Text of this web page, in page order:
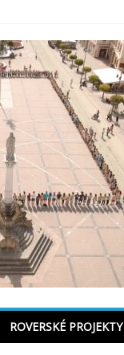
Bystrica
ROVERSKÉ PROJEKTY